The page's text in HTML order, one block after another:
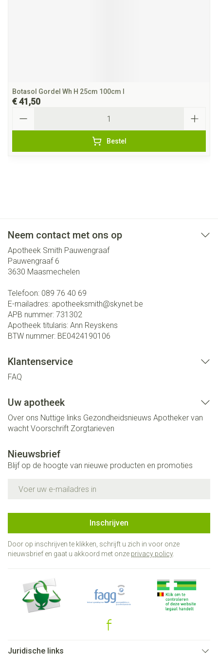
Botasol Gordel Wh H 25cm 100cm l
€ 41,50
Bestel
Neem contact met ons op
Apotheek Smith Pauwengraaf
Pauwengraaf 6
3630 Maasmechelen
Telefoon: 089 76 40 69
E-mailadres: apotheeksmith@skynet.be
APB nummer: 731302
Apotheek titularis: Ann Reyskens
BTW nummer: BE0424190106
Klantenservice
FAQ
Uw apotheek
Over ons Nuttige links Gezondheidsnieuws Apotheker van
wacht Voorschrift Zorgtarieven
Nieuwsbrief
Blijf op de hoogte van nieuwe producten en promoties
Inschrijven
Door op inschrijven te klikken, schrijft u zich in voor onze
nieuwsbrief en gaat u akkoord met onze privacy policy.
Juridische links